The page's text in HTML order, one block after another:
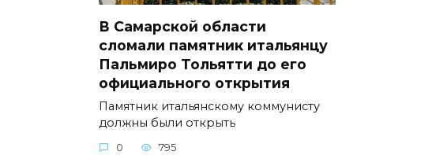
В Самарской области
сломали памятник итальянцу
Пальмиро Тольятти до его
официального открытия
Памятник итальянскому коммунисту
должны были открыть
0 795